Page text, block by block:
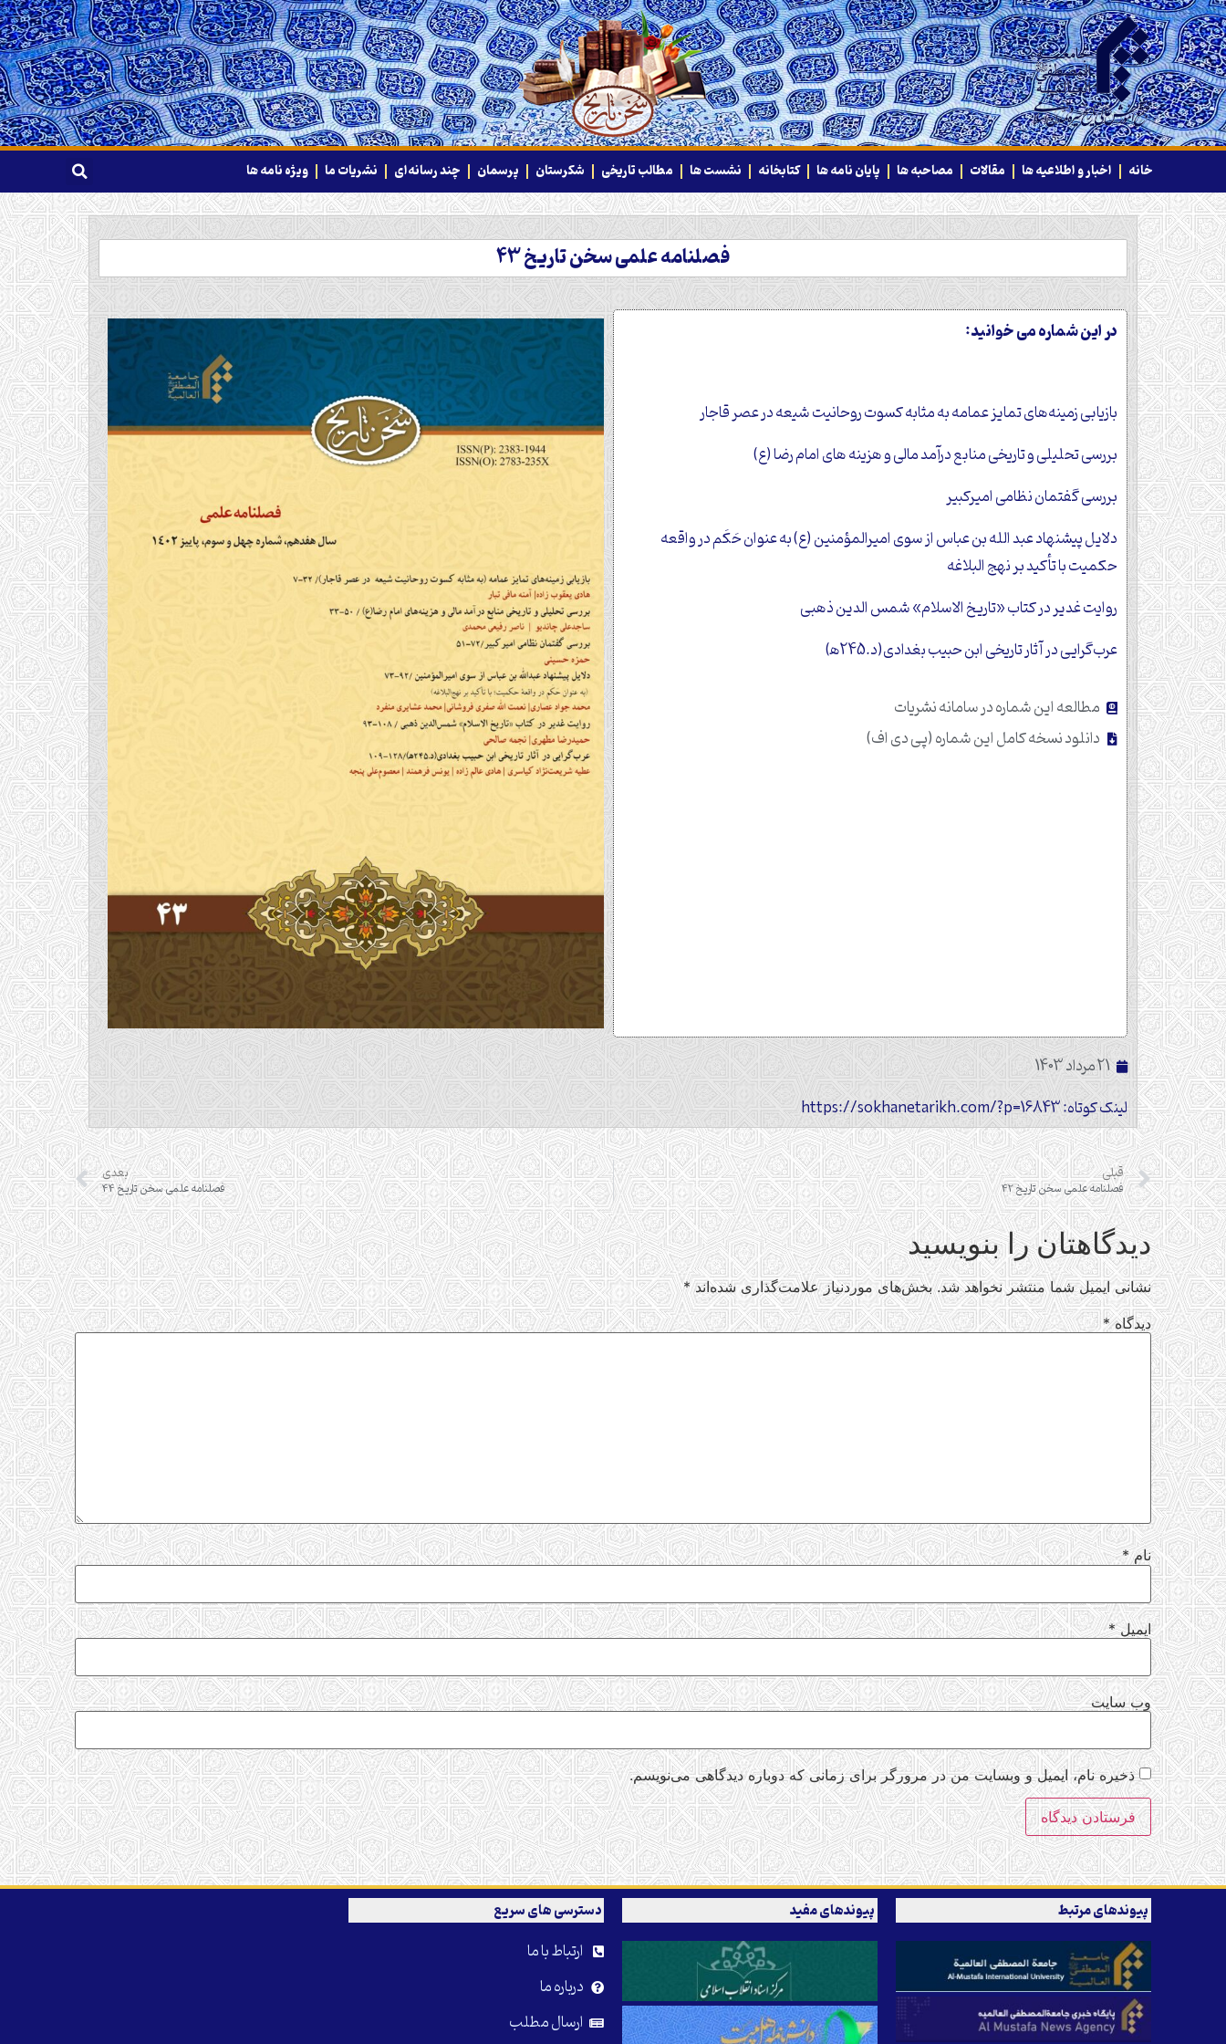
خانه اخبار و اطلاعیه ها مقالات مصاحبه ها پایان نامه ها کتابخانه نشست ها مطالب تاریخی شکرستان پرسمان چند رسانه‌ای نشریات ما ویژه نامه ها
فصلنامه علمی سخن تاریخ 43
در این شماره می خوانید:
بازیابی زمینه‌های تمایز عمامه به مثابه کسوت روحانیت شیعه در عصر قاجار
بررسی تحلیلی و تاریخی منابع درآمد مالی و هزینه های امام رضا (ع)
بررسی گفتمان نظامی امیرکبیر
دلایل پیشنهاد عبد الله بن عباس از سوی امیرالمؤمنین (ع) به عنوان حَکَم در واقعه
حکمیت با تأکید بر نهج البلاغه
روایت غدیر در کتاب «تاریخ الاسلام» شمس ‏الدین ذهبی
عرب‌گرایی در آثار تاریخی ابن حبیب بغدادی(د.245ﻫ)
مطالعه این شماره در سامانه نشریات
دانلود نسخه کامل این شماره (پی دی اف)
21 مرداد 1403
لینک کوتاه: https://sokhanetarikh.com/?p=16843
قبلی
فصلنامه علمی سخن تاریخ 42
بعدی
فصلنامه علمی سخن تاریخ 44
دیدگاهتان را بنویسید
نشانی ایمیل شما منتشر نخواهد شد. بخش‌های موردنیاز علامت‌گذاری شده‌اند*
دیدگاه*
نام*
ایمیل*
وب‌ سایت
ذخیره نام، ایمیل و وبسایت من در مرورگر برای زمانی که دوباره دیدگاهی می‌نویسم.
پیوندهای مرتبط پیوندهای مفید دسترسی های سریع
ارتباط با ما
درباره ما
ارسال مطلب